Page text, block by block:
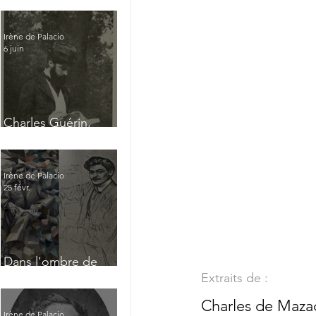
Charles Guérin,
Irène de Palacio
6 juin
Dans l'ombre de
Irène de Palacio
25 févr.
Extraits de :
Charles de